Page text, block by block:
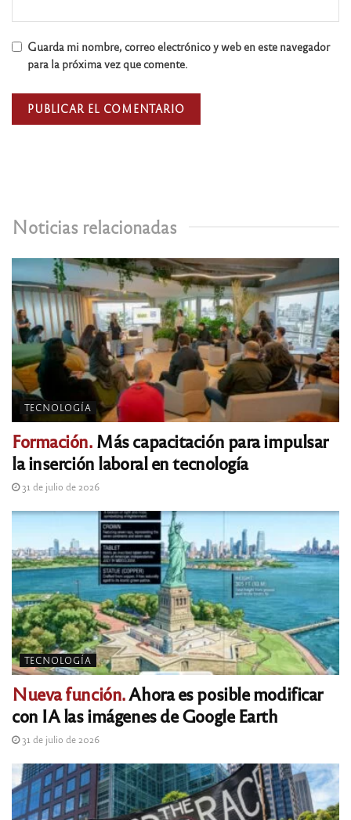
Noticias relacionadas
TECNOLOGÍA
Formación.Más capacitación para impulsar
la inserción laboral en tecnología
31 de julio de 2026
TECNOLOGÍA
Nueva función.Ahora es posible modificar
con IA las imágenes de Google Earth
31 de julio de 2026
Guarda mi nombre, correo electrónico y web en este navegador
para la próxima vez que comente.